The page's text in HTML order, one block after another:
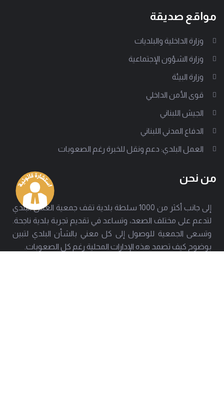
مواقع صديقة
وزارة الداخلية والبلديات
وزارة الشؤون الإجتماعية
وزارة البيئة
قوى الأمن الداخلي
الجيش اللبناني
الدفاع المدني اللبناني
العمل البلدي: دعم ونقل للخبرة رغم الصعوبات
من نحن
إلى جانب أكثر من 1000 سلطة بلدية تقف جمعية العمل البلدي
لتدعم على مختلف الصعد، وتساعد في تقديم تجربة بلدية ناجحة.
وتسعى الجمعية للوصول إلى كل معني بالشأن البلدي لتبين
بوضوح كيف تصمد هذه الإدارات المحلية رغم كل الصعوبات.